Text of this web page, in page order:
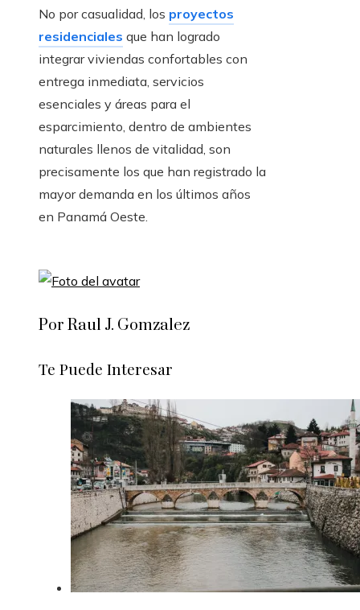
No por casualidad, los proyectos
residenciales que han logrado
integrar viviendas confortables con
entrega inmediata, servicios
esenciales y áreas para el
esparcimiento, dentro de ambientes
naturales llenos de vitalidad, son
precisamente los que han registrado la
mayor demanda en los últimos años
en Panamá Oeste.
Por Raul J. Gomzalez
Te Puede Interesar